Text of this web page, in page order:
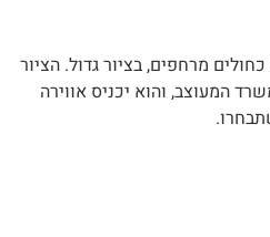
מרחפים, בציור גדול. הציור
המעוצב, והוא יכניס אווירה